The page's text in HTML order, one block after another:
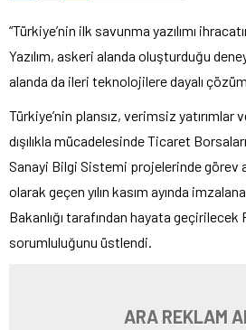
“Türkiye’nin ilk savunma yazılımı
Yazılım, askeri alanda oluşturduğu
alanda da ileri teknolojilere dayalı
Türkiye’nin plansız, verimsiz yatırımlar
dışılıkla mücadelesinde Ticaret
Sanayi Bilgi Sistemi projelerinde görev
olarak geçen yılın kasım ayında
Bakanlığı tarafından hayata
sorumluluğunu üstlendi.
ARA REKLAM